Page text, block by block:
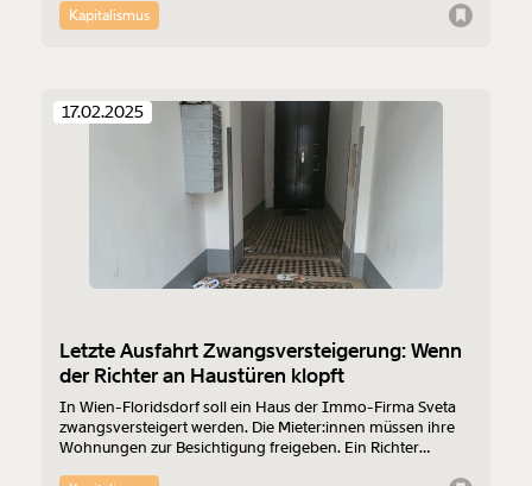
Tage nach der Versteigerung wird in Wohnungen
eingebrochen.
Kapitalismus
17.02.2025
Letzte Ausfahrt Zwangsversteigerung: Wenn
der Richter an Haustüren klopft
In Wien-Floridsdorf soll ein Haus der Immo-Firma Sveta
zwangsversteigert werden. Die Mieter:innen müssen ihre
Wohnungen zur Besichtigung freigeben. Ein Richter